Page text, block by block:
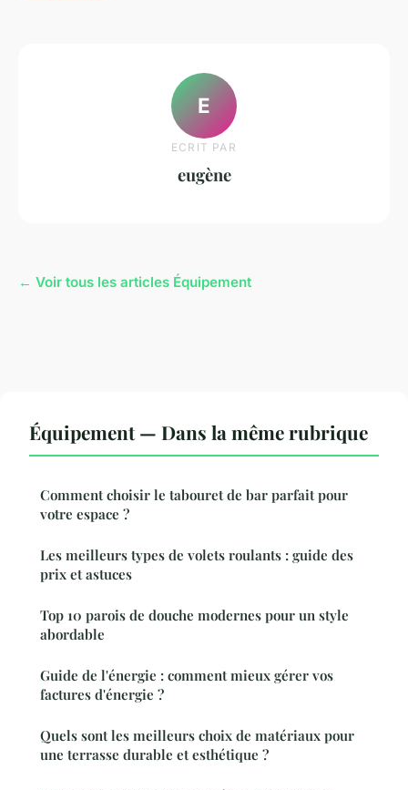
E
ECRIT PAR
eugène
← Voir tous les articles Équipement
Équipement — Dans la même rubrique
Comment choisir le tabouret de bar parfait pour
votre espace ?
Les meilleurs types de volets roulants : guide des
prix et astuces
Top 10 parois de douche modernes pour un style
abordable
Guide de l'énergie : comment mieux gérer vos
factures d'énergie ?
Quels sont les meilleurs choix de matériaux pour
une terrasse durable et esthétique ?